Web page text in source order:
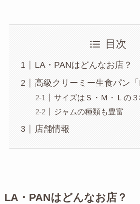
目次
LA・PANはどんなお店？
高級クリーミー生食パン「
サイズはＳ・Ｍ・Ｌの３
ジャムの種類も豊富
店舗情報
LA・PANはどんなお店？